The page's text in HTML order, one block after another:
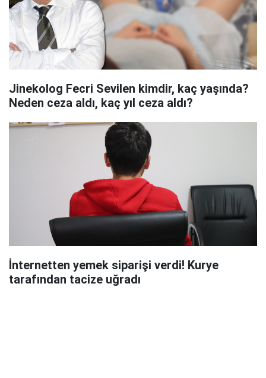
Jinekolog Fecri Sevilen kimdir, kaç yaşında?
Neden ceza aldı, kaç yıl ceza aldı?
İnternetten yemek siparişi verdi! Kurye
tarafından tacize uğradı